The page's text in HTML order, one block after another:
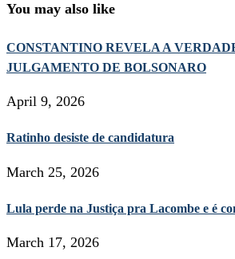
You may also like
CONSTANTINO REVELA A
JULGAMENTO DE BOLSONARO
April 9, 2026
Ratinho desiste de candidatura
March 25, 2026
Lula perde na Justiça pra Lacombe e é
March 17, 2026